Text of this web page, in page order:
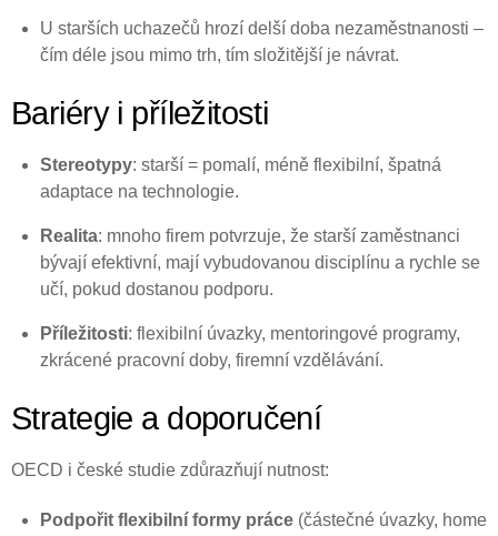
U starších uchazečů hrozí delší doba nezaměstnanosti –
čím déle jsou mimo trh, tím složitější je návrat.
Bariéry i příležitosti
Stereotypy: starší = pomalí, méně flexibilní, špatná
adaptace na technologie.
Realita: mnoho firem potvrzuje, že starší zaměstnanci
bývají efektivní, mají vybudovanou disciplínu a rychle se
učí, pokud dostanou podporu.
Příležitosti: flexibilní úvazky, mentoringové programy,
zkrácené pracovní doby, firemní vzdělávání.
Strategie a doporučení
OECD i české studie zdůrazňují nutnost:
Podpořit flexibilní formy práce(částečné úvazky, home